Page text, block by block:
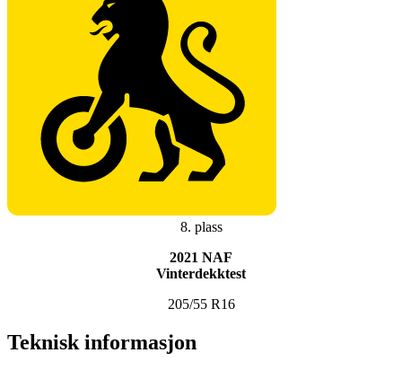
8. plass
2021 NAF
Vinterdekktest
205/55 R16
Teknisk informasjon